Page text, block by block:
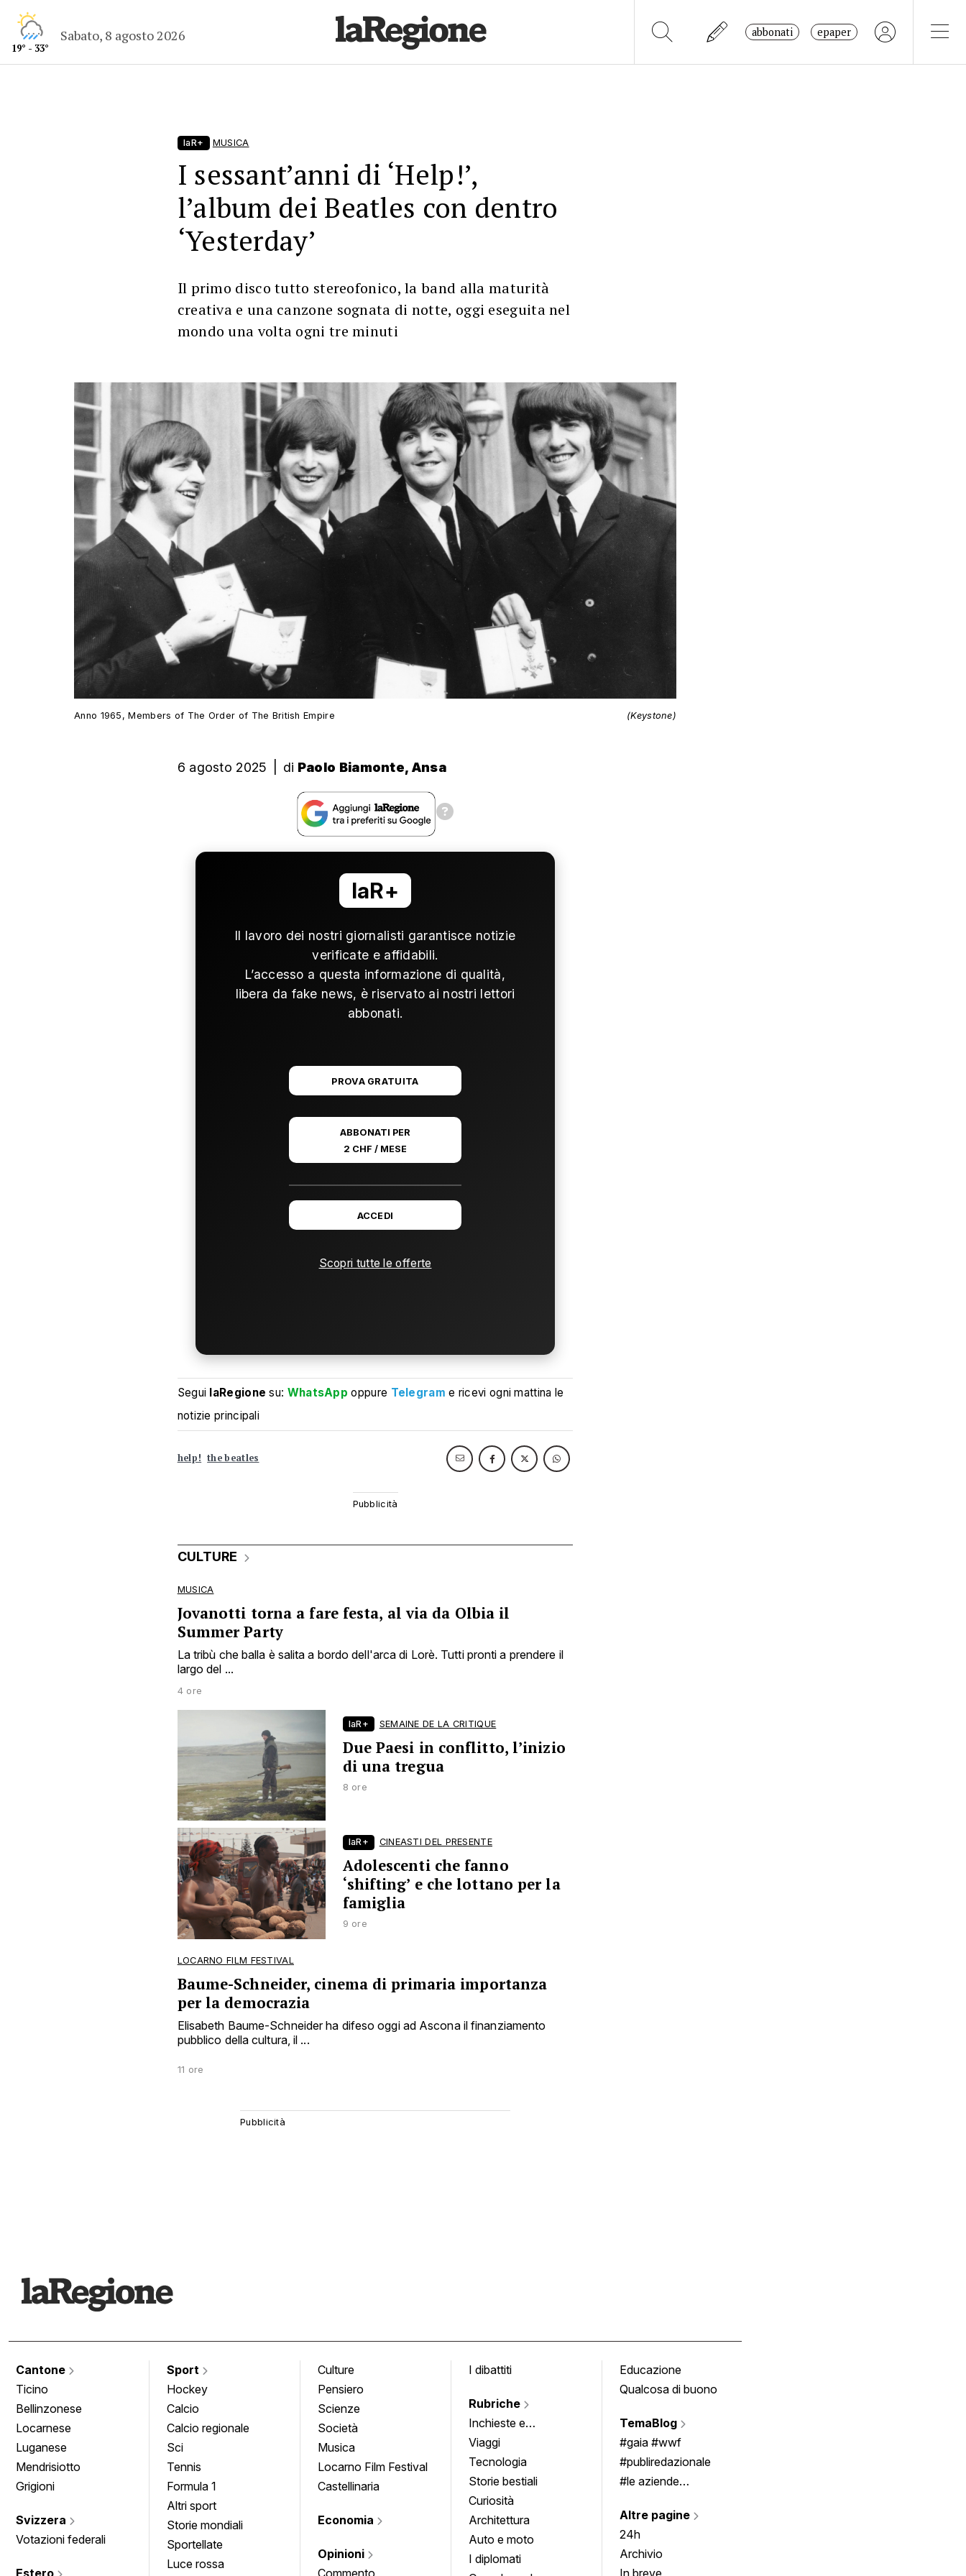
19° - 33°
Sabato, 8 agosto 2026 abbonati epaper
laR+ MUSICA
I sessant’anni di ‘Help!’,
l’album dei Beatles con dentro
‘Yesterday’
Il primo disco tutto stereofonico, la band alla maturità
creativa e una canzone sognata di notte, oggi eseguita nel
mondo una volta ogni tre minuti
Anno 1965, Members of The Order of The British Empire (Keystone)
6 agosto 2025 di Paolo Biamonte, Ansa
laR+
Il lavoro dei nostri giornalisti garantisce notizie
verificate e affidabili.
L’accesso a questa informazione di qualità,
libera da fake news, è riservato ai nostri lettori
abbonati.
PROVA GRATUITA
ABBONATI PER
2 CHF / MESE
ACCEDI
Scopri tutte le offerte
Segui laRegione su: WhatsApp oppure Telegram e ricevi ogni mattina le
notizie principali
help! the beatles
CULTURE
MUSICA
Jovanotti torna a fare festa, al via da Olbia il
Summer Party
La tribù che balla è salita a bordo dell'arca di Lorè. Tutti pronti a prendere il
largo del ...
4 ore
laR+ SEMAINE DE LA CRITIQUE
Due Paesi in conflitto, l’inizio
di una tregua
8 ore
laR+ CINEASTI DEL PRESENTE
Adolescenti che fanno
‘shifting’ e che lottano per la
famiglia
9 ore
LOCARNO FILM FESTIVAL
Baume-Schneider, cinema di primaria importanza
per la democrazia
Elisabeth Baume-Schneider ha difeso oggi ad Ascona il finanziamento
pubblico della cultura, il ...
11 ore
Cantone
Ticino
Bellinzonese
Locarnese
Luganese
Mendrisiotto
Grigioni
Svizzera
Votazioni federali
Estero
Sport
Hockey
Calcio
Calcio regionale
Sci
Tennis
Formula 1
Altri sport
Storie mondiali
Sportellate
Luce rossa
Culture
Pensiero
Scienze
Società
Musica
Locarno Film Festival
Castellinaria
Economia
Opinioni
Commento
I dibattiti
Rubriche
Inchieste e
approfondimenti
Viaggi
Tecnologia
Storie bestiali
Curiosità
Architettura
Auto e moto
I diplomati
Educazione
Qualcosa di buono
TemaBlog
#gaia #wwf
#publiredazionale
#le aziende
Altre pagine
24h
Archivio
In breve